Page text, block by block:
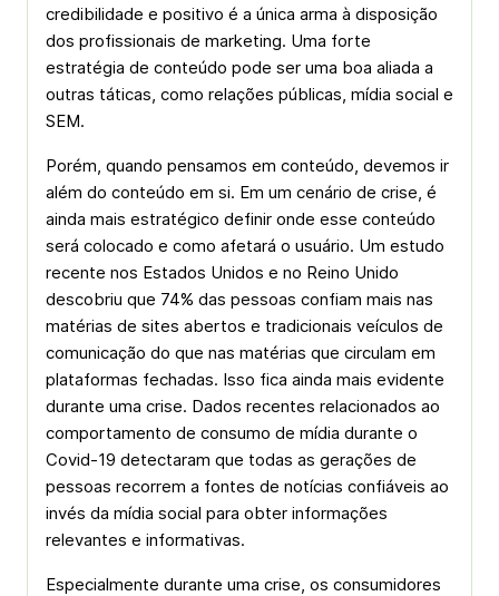
credibilidade e positivo é a única arma à disposição
dos profissionais de marketing. Uma forte
estratégia de conteúdo pode ser uma boa aliada a
outras táticas, como relações públicas, mídia social e
SEM.
Porém, quando pensamos em conteúdo, devemos ir
além do conteúdo em si. Em um cenário de crise, é
ainda mais estratégico definir onde esse conteúdo
será colocado e como afetará o usuário. Um estudo
recente nos Estados Unidos e no Reino Unido
descobriu que 74% das pessoas confiam mais nas
matérias de sites abertos e tradicionais veículos de
comunicação do que nas matérias que circulam em
plataformas fechadas. Isso fica ainda mais evidente
durante uma crise. Dados recentes relacionados ao
comportamento de consumo de mídia durante o
Covid-19 detectaram que todas as gerações de
pessoas recorrem a fontes de notícias confiáveis ao
invés da mídia social para obter informações
relevantes e informativas.
Especialmente durante uma crise, os consumidores